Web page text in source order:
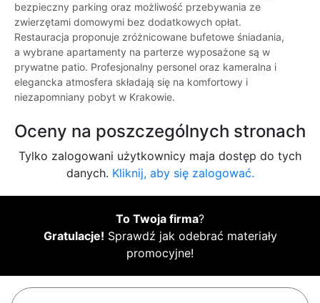
bezpieczny parking oraz możliwość przebywania ze
zwierzętami domowymi bez dodatkowych opłat.
Restauracja proponuje zróżnicowane bufetowe śniadania,
a wybrane apartamenty na parterze wyposażone są w
prywatne patio. Profesjonalny personel oraz kameralna i
elegancka atmosfera składają się na komfortowy i
niezapomniany pobyt w Krakowie.
Oceny na poszczególnych stronach
Tylko zalogowani użytkownicy maja dostęp do tych
danych. Kliknij, aby się zalogować.
To Twoja firma?
Gratulacje! Sprawdź jak odebrać materiały
promocyjne!